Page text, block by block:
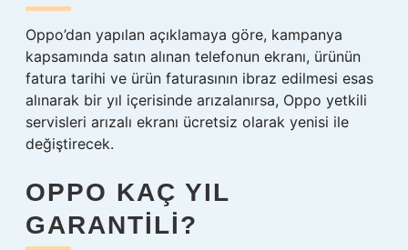
Oppo’dan yapılan açıklamaya göre, kampanya
kapsamında satın alınan telefonun ekranı, ürünün
fatura tarihi ve ürün faturasının ibraz edilmesi esas
alınarak bir yıl içerisinde arızalanırsa, Oppo yetkili
servisleri arızalı ekranı ücretsiz olarak yenisi ile
değiştirecek.
OPPO KAÇ YIL
GARANTILI?